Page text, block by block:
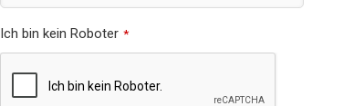
Ich bin kein Roboter *